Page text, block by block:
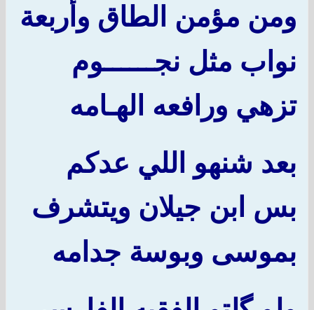
ومن مؤمن الطاق وأربعة
نواب مثل نجــــــوم
تزهي ورافعه الهـامه
بعد شنهو اللي عدكم
بس ابن جيلان ويتشرف
بموسى وبوسة جدامه